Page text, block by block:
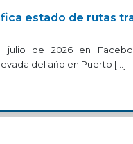
estado de rutas
julio de 2026 en
del año en Puerto […]